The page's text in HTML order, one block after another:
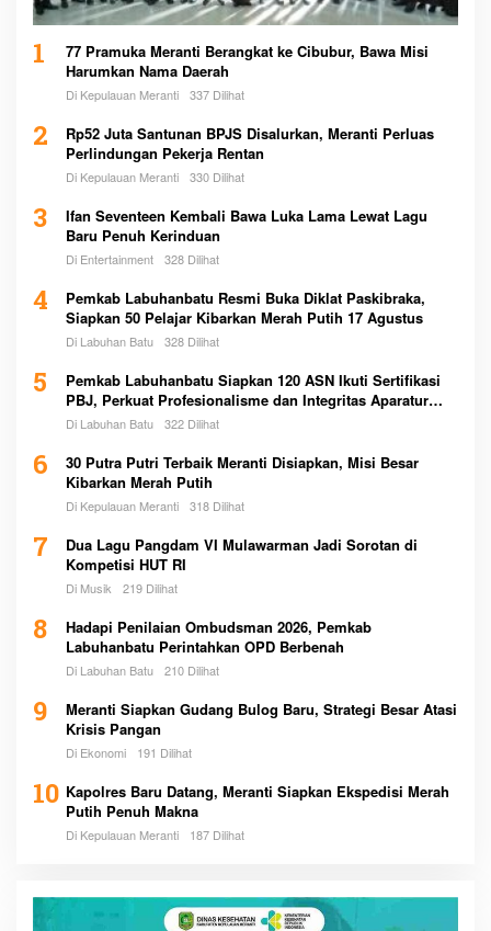
1
77 Pramuka Meranti Berangkat ke Cibubur, Bawa Misi
Harumkan Nama Daerah
Di Kepulauan Meranti 337 Dilihat
2
Rp52 Juta Santunan BPJS Disalurkan, Meranti Perluas
Perlindungan Pekerja Rentan
Di Kepulauan Meranti 330 Dilihat
3
Ifan Seventeen Kembali Bawa Luka Lama Lewat Lagu
Baru Penuh Kerinduan
Di Entertainment 328 Dilihat
4
Pemkab Labuhanbatu Resmi Buka Diklat Paskibraka,
Siapkan 50 Pelajar Kibarkan Merah Putih 17 Agustus
Di Labuhan Batu 328 Dilihat
5
Pemkab Labuhanbatu Siapkan 120 ASN Ikuti Sertifikasi
PBJ, Perkuat Profesionalisme dan Integritas Aparatur
Pemerintah
Di Labuhan Batu 322 Dilihat
6
30 Putra Putri Terbaik Meranti Disiapkan, Misi Besar
Kibarkan Merah Putih
Di Kepulauan Meranti 318 Dilihat
7
Dua Lagu Pangdam VI Mulawarman Jadi Sorotan di
Kompetisi HUT RI
Di Musik 219 Dilihat
8
Hadapi Penilaian Ombudsman 2026, Pemkab
Labuhanbatu Perintahkan OPD Berbenah
Di Labuhan Batu 210 Dilihat
9
Meranti Siapkan Gudang Bulog Baru, Strategi Besar Atasi
Krisis Pangan
Di Ekonomi 191 Dilihat
10 Kapolres Baru Datang, Meranti Siapkan Ekspedisi Merah
Putih Penuh Makna
Di Kepulauan Meranti 187 Dilihat